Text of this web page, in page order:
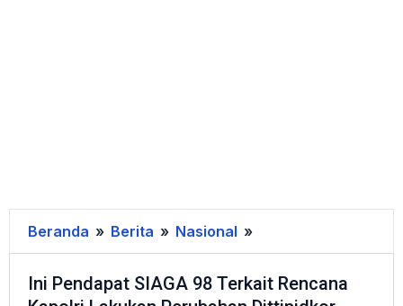
Beranda » Berita » Nasional »
Pendapat
SIAGA
Ini Pendapat SIAGA 98 Terkait Rencana